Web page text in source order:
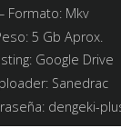
Formato: Mkv
5 Gb Aprox.
Google Drive
Sanedrac
dengeki-